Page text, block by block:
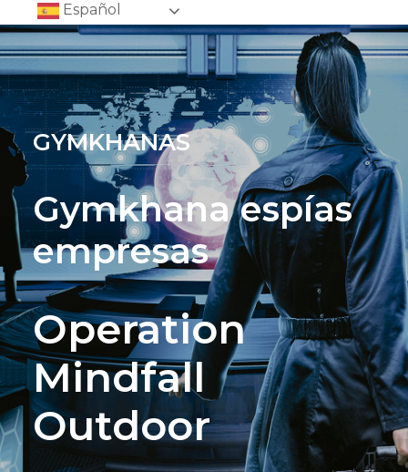
Español
GYMKHANAS
Gymkhana espías
empresas
Operation
Mindfall
Outdoor